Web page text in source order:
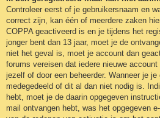
Controleer eerst of je gebruikersnaam en
correct zijn, kan één of meerdere zaken
COPPA geactiveerd is en je tijdens het
jonger bent dan 13 jaar, moet je de
niet het geval is, moet je account dan
forums vereisen dat iedere nieuwe
jezelf of door een beheerder. Wanneer je
medegedeeld of dit al dan niet nodig is.
hebt, moet je de daarin opgegeven
mail ontvangen hebt, was het opgegeven